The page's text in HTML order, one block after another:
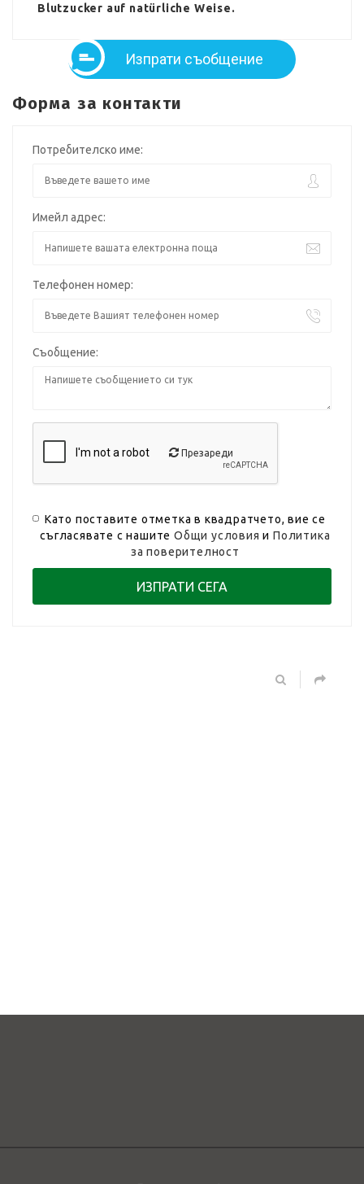
Blutzucker auf natürliche Weise.
Изпрати съобщение
Форма за контакти
Потребителско име:
Имейл адрес:
Телефонен номер:
Съобщение:
Презареди
Като поставите отметка в квадратчето, вие се
съгласявате с нашитеОбщи условия иПолитика
за поверителност